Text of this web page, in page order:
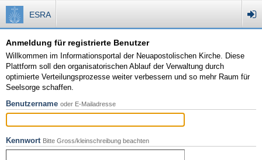
ESRA
Anmeldung für registrierte Benutzer
Willkommen im Informationsportal der Neuapostolischen Kirche. Diese
Plattform soll den organisatorischen Ablauf der Verwaltung durch
optimierte Verteilungsprozesse weiter verbessern und so mehr Raum für
Seelsorge schaffen.
Benutzername oder E-Mailadresse
Kennwort Bitte Gross/kleinschreibung beachten